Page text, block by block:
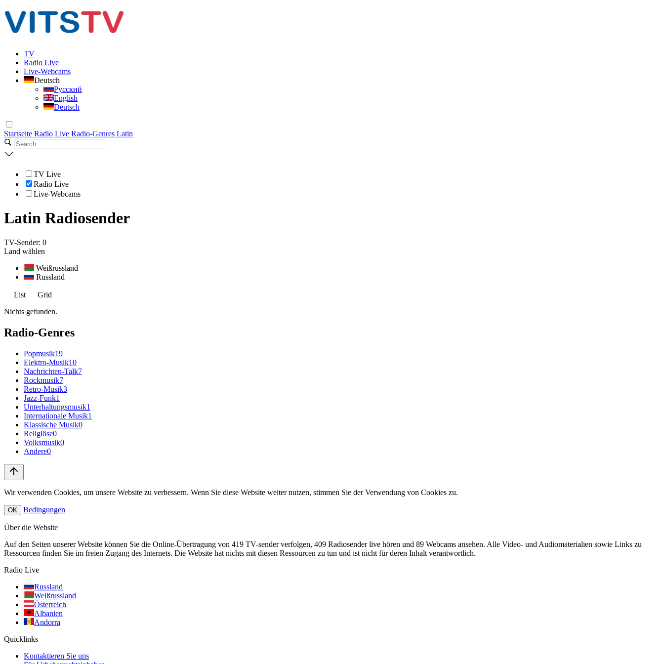
TV
Radio Live
Live-Webcams
Deutsch
Русский
English
Deutsch
Startseite Radio Live Radio-Genres Latin
TV Live
Radio Live
Live-Webcams
Latin Radiosender
TV-Sender: 0
Land wählen
Weißrussland
Russland
List
Grid
Nichts gefunden.
Radio-Genres
Popmusik19
Elektro-Musik10
Nachrichten-Talk7
Rockmusik7
Retro-Musik3
Jazz-Funk1
Unterhaltungsmusik1
Internationale Musik1
Klassische Musik0
Religiöse0
Volksmusik0
Andere0
Wir verwenden Cookies, um unsere Website zu verbessern. Wenn Sie diese Website weiter nutzen, stimmen Sie der Verwendung von Cookies zu.
OK Bedingungen
Über die Website
Auf den Seiten unserer Website können Sie die Online-Übertragung von 419 TV-sender verfolgen, 409 Radiosender live hören und 89 Webcams ansehen. Alle Video- und Audiomaterialien sowie Links zu
Ressourcen finden Sie im freien Zugang des Internets. Die Website hat nichts mit diesen Ressourcen zu tun und ist nicht für deren Inhalt verantwortlich.
Radio Live
Russland
Weißrussland
Österreich
Albanien
Andorra
Quicklinks
Kontaktieren Sie uns